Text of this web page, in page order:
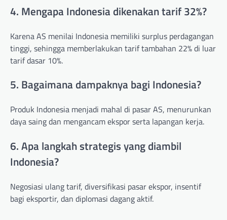
4. Mengapa Indonesia dikenakan tarif 32%?
Karena AS menilai Indonesia memiliki surplus perdagangan
tinggi, sehingga memberlakukan tarif tambahan 22% di luar
tarif dasar 10%.
5. Bagaimana dampaknya bagi Indonesia?
Produk Indonesia menjadi mahal di pasar AS, menurunkan
daya saing dan mengancam ekspor serta lapangan kerja.
6. Apa langkah strategis yang diambil
Indonesia?
Negosiasi ulang tarif, diversifikasi pasar ekspor, insentif
bagi eksportir, dan diplomasi dagang aktif.